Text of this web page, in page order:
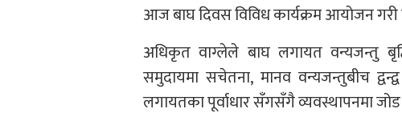
आज बाघ दिवस विविध कार्यक्रम आयोजन गरी
अधिकृत वाग्लेले बाघ लगायत वन्यजन्तु
समुदायमा सचेतना, मानव वन्यजन्तुबीच
लगायतका पूर्वाधार सँगसँगै व्यवस्थापनमा